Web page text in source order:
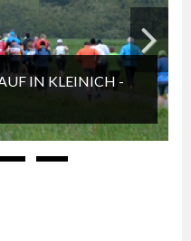
IN KLEINICH - Weiter